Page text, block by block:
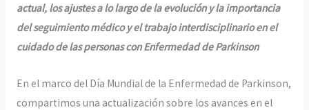
actual, los ajustes a lo largo de la evolución y la importancia
del seguimiento médico y el trabajo interdisciplinario en el
cuidado de las personas con Enfermedad de Parkinson
En el marco del Día Mundial de la Enfermedad de Parkinson,
compartimos una actualización sobre los avances en el